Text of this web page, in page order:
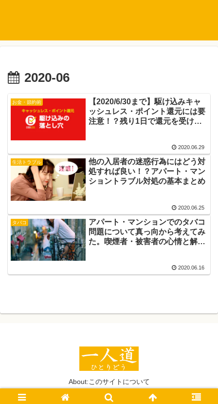
2020-06
お金・節約術
【2020/6/30まで】駆け込みキャ
ッシュレス・ポイント還元には要
注意！？残り1日で還元を受ける
2020.06.29
生活トラブル
他の入居者の迷惑行為にはどう対
処すれば良い！？アパート・マン
ショントラブル対処の基本まとめ
2020.06.25
タバコ
アパート・マンションでのタバコ
問題について真っ向から考えてみ
た。喫煙者・被害者の心情と解決
2020.06.16
About:このサイトについて
© 2020 一人道（ひとりどう）.